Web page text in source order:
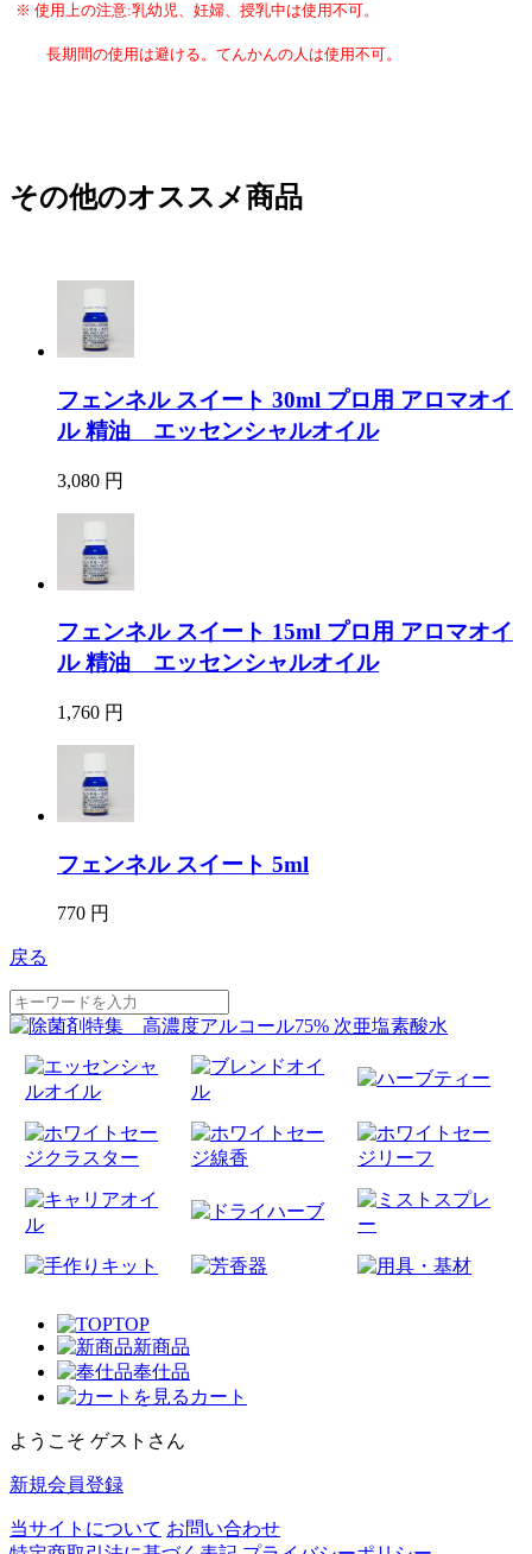
※ 使用上の注意:乳幼児、妊婦、授乳中は使用不可。
長期間の使用は避ける。てんかんの人は使用不可。
その他のオススメ商品
フェンネル スイート 30ml プロ用 アロマオイ
ル 精油 エッセンシャルオイル
3,080 円
フェンネル スイート 15ml プロ用 アロマオイ
ル 精油 エッセンシャルオイル
1,760 円
フェンネル スイート 5ml
770 円
戻る
TOP
新商品
奉仕品
カート
ようこそ ゲストさん
新規会員登録
当サイトについて お問い合わせ